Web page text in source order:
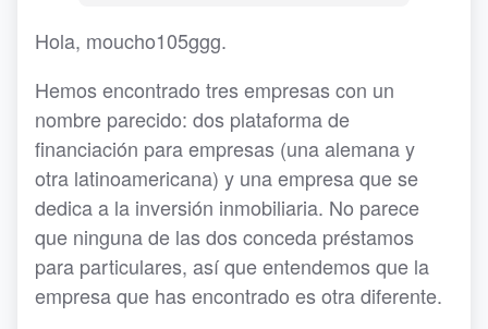
Hola, moucho105ggg.
Hemos encontrado tres empresas con un
nombre parecido: dos plataforma de
financiación para empresas (una alemana y
otra latinoamericana) y una empresa que se
dedica a la inversión inmobiliaria. No parece
que ninguna de las dos conceda préstamos
para particulares, así que entendemos que la
empresa que has encontrado es otra diferente.